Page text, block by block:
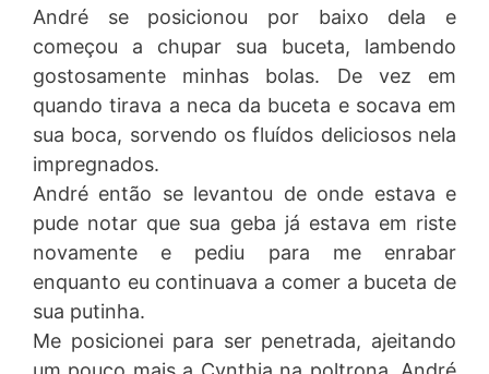
André se posicionou por baixo dela e
começou a chupar sua buceta, lambendo
gostosamente minhas bolas. De vez em
quando tirava a neca da buceta e socava em
sua boca, sorvendo os fluídos deliciosos nela
impregnados.
André então se levantou de onde estava e
pude notar que sua geba já estava em riste
novamente e pediu para me enrabar
enquanto eu continuava a comer a buceta de
sua putinha.
Me posicionei para ser penetrada, ajeitando